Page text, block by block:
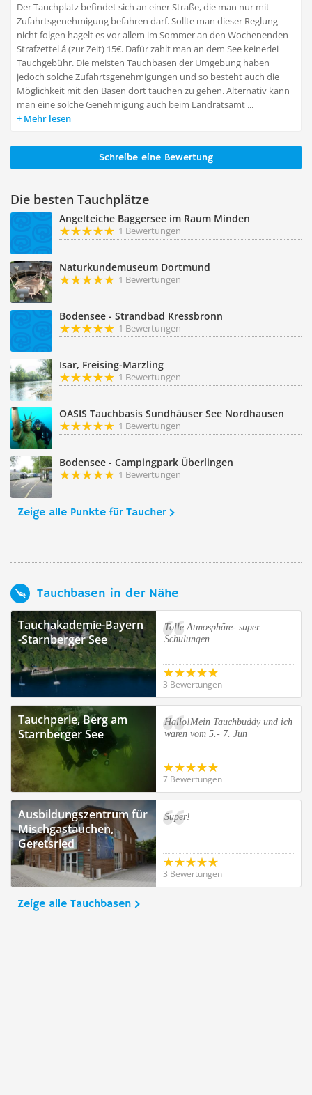
Der Tauchplatz befindet sich an einer Straße, die man nur mit
Zufahrtsgenehmigung befahren darf. Sollte man dieser Reglung
nicht folgen hagelt es vor allem im Sommer an den Wochenenden
Strafzettel á (zur Zeit) 15€. Dafür zahlt man an dem See keinerlei
Tauchgebühr. Die meisten Tauchbasen der Umgebung haben
jedoch solche Zufahrtsgenehmigungen und so besteht auch die
Möglichkeit mit den Basen dort tauchen zu gehen. Alternativ kann
man eine solche Genehmigung auch beim Landratsamt ...
Mehr lesen
Schreibe eine Bewertung
Die besten Tauchplätze
Angelteiche Baggersee im Raum Minden
1 Bewertungen
Naturkundemuseum Dortmund
1 Bewertungen
Bodensee - Strandbad Kressbronn
1 Bewertungen
Isar, Freising-Marzling
1 Bewertungen
OASIS Tauchbasis Sundhäuser See Nordhausen
1 Bewertungen
Bodensee - Campingpark Überlingen
1 Bewertungen
Zeige alle Punkte für Taucher
Tauchbasen in der Nähe
Tauchakademie-Bayern
-Starnberger See
Tolle Atmosphäre- super
Schulungen
3 Bewertungen
Tauchperle, Berg am
Starnberger See
Hallo!Mein Tauchbuddy und ich
waren vom 5.- 7. Jun
7 Bewertungen
Ausbildungszentrum für
Mischgastauchen,
Geretsried
Super!
3 Bewertungen
Zeige alle Tauchbasen